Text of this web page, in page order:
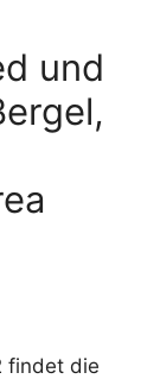
und
findet die